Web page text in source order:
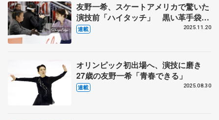
友野一希、スケートアメリカで驚いた
演技前「ハイタッチ」 黒い革手袋の
右手を差し出した平池大人コーチの思
連載 2025.11.20
オリンピック初出場へ、演技に磨き
27歳の友野一希「青春できる」
連載 2025.08.30